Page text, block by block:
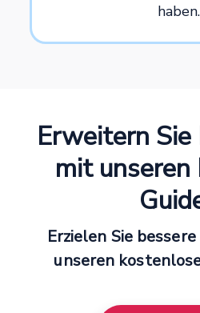
haben.
Erweitern
mit unseren
Erzielen Sie
unseren